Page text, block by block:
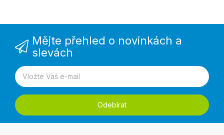
Mějte přehled o novinkách a
slevách
Odebírat